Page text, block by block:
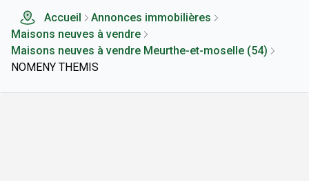
Accueil
Annonces immobilières
Maisons neuves à vendre
Maisons neuves à vendre Meurthe-et-moselle (54)
NOMENY THEMIS